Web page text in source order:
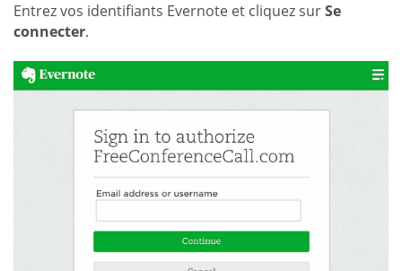
Entrez vos identifiants Evernote et cliquez surSe
connecter.